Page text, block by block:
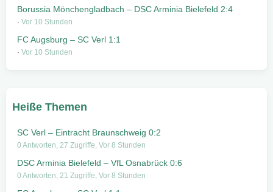
Borussia Mönchengladbach – DSC Arminia Bielefeld 2:4
Vor 10 Stunden
FC Augsburg – SC Verl 1:1
Vor 10 Stunden
Heiße Themen
SC Verl – Eintracht Braunschweig 0:2
0 Antworten, 27 Zugriffe, Vor 8 Stunden
DSC Arminia Bielefeld – VfL Osnabrück 0:6
0 Antworten, 21 Zugriffe, Vor 8 Stunden